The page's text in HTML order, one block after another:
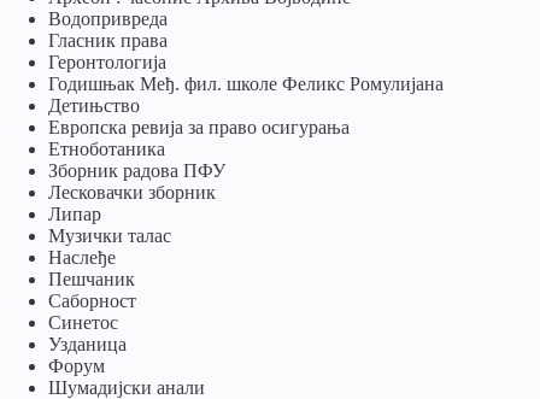
Водопривреда
Гласник права
Геронтологија
Годишњак Међ. фил. школе Феликс Ромулијана
Детињство
Европска ревија за право осигурања
Eтноботаника
Зборник радова ПФУ
Лесковачки зборник
Липар
Музички талас
Наслеђе
Пешчаник
Саборност
Синетос
Узданица
Форум
Шумадијски анали